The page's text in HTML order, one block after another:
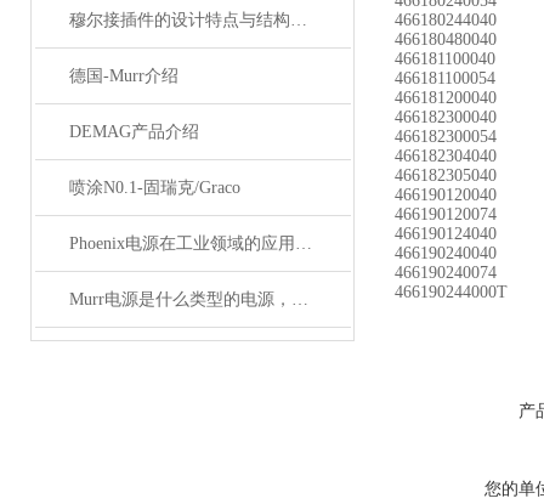
穆尔接插件的设计特点与结构优化
德国-Murr介绍
DEMAG产品介绍
喷涂N0.1-固瑞克/Graco
Phoenix电源在工业领域的应用与优势
Murr电源是什么类型的电源，主要用于哪些领域？
466180244040
466180480040
466181100040
466181100054
466181200040
466182300040
466182300054
466182304040
466182305040
466190120040
466190120074
466190124040
466190240040
466190240074
466190244000T
产
您的单